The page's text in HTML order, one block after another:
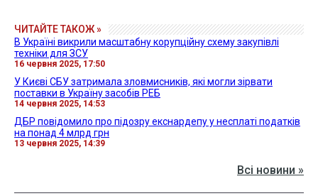
ЧИТАЙТЕ ТАКОЖ »
В Україні викрили масштабну корупційну схему закупівлі
техніки для ЗСУ
16 червня 2025, 17:50
У Києві СБУ затримала зловмисників, які могли зірвати
поставки в Україну засобів РЕБ
14 червня 2025, 14:53
ДБР повідомило про підозру екснардепу у несплаті податків
на понад 4 млрд грн
13 червня 2025, 14:39
Всі новини »